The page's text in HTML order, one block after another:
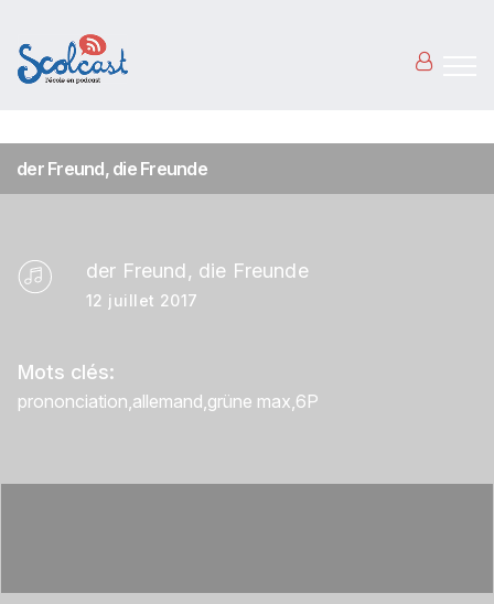
der Freund, die Freunde
der Freund, die Freunde
12 juillet 2017
Mots clés:
prononciation allemand grüne max 6P